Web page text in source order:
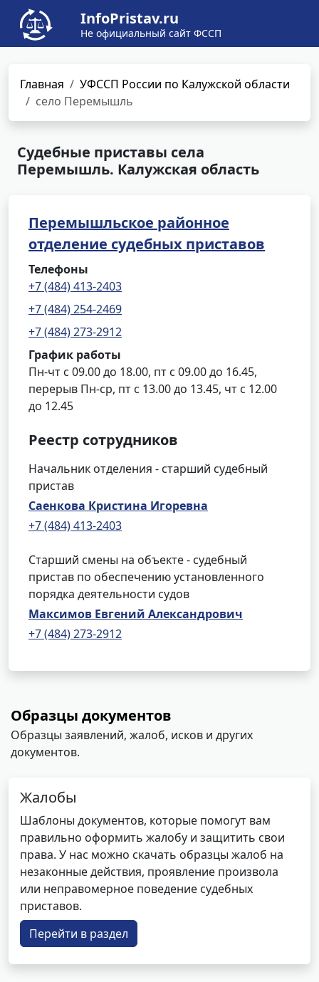
InfoPristav.ru
Не официальный сайт ФССП
Главная
УФССП России по Калужской области
село Перемышль
Судебные приставы села
Перемышль. Калужская область
Перемышльское районное
отделение судебных приставов
Телефоны
+7 (484) 413-2403
+7 (484) 254-2469
+7 (484) 273-2912
График работы
Пн-чт с 09.00 до 18.00, пт с 09.00 до 16.45,
перерыв Пн-ср, пт с 13.00 до 13.45, чт с 12.00
до 12.45
Реестр сотрудников
Начальник отделения - старший судебный
пристав
Саенкова Кристина Игоревна
+7 (484) 413-2403
Старший смены на объекте - судебный
пристав по обеспечению установленного
порядка деятельности судов
Максимов Евгений Александрович
+7 (484) 273-2912
Образцы документов
Образцы заявлений, жалоб, исков и других
документов.
Жалобы
Шаблоны документов, которые помогут вам
правильно оформить жалобу и защитить свои
права. У нас можно скачать образцы жалоб на
незаконные действия, проявление произвола
или неправомерное поведение судебных
приставов.
Перейти в раздел